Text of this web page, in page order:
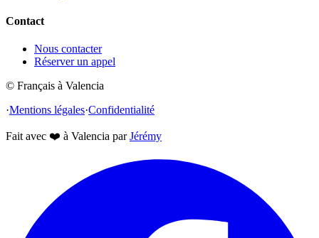
Contact
Nous contacter
Réserver un appel
© Français à Valencia
·Mentions légales·Confidentialité
Fait avec ❤️ à Valencia par Jérémy